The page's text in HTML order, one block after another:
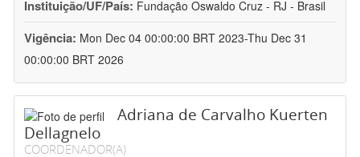
Instituição/UF/País: Fundação Oswaldo Cruz - RJ - Brasil
Vigência: Mon Dec 04 00:00:00 BRT 2023-Thu Dec 31
00:00:00 BRT 2026
Adriana de Carvalho Kuerten
Dellagnelo
COORDENADOR(A)